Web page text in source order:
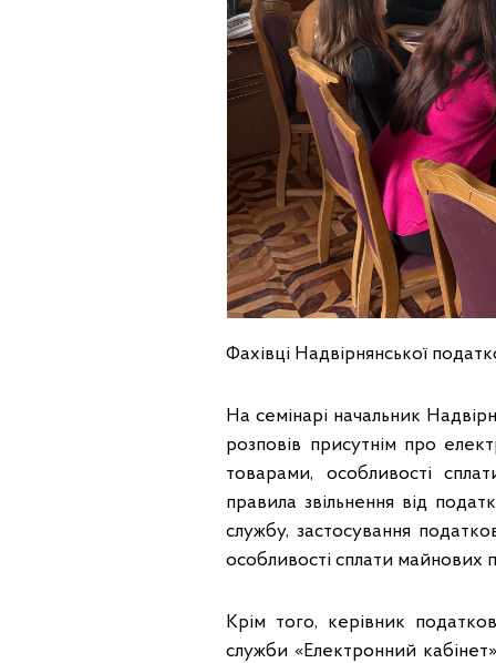
Фахівці Надвірнянської
На семінарі начальник
розповів присутнім про
товарами, особливості
правила звільнення від
службу, застосування
особливості сплати майнових
Крім того, керівник
служби «Електронний